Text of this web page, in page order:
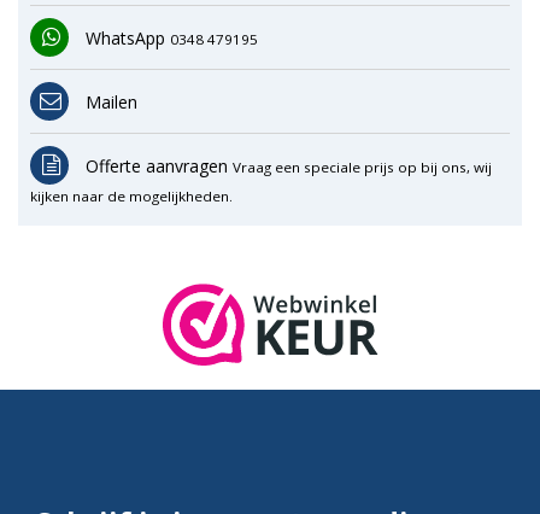
WhatsApp 0348 479195
Mailen
Offerte aanvragen Vraag een speciale prijs op bij ons, wij
kijken naar de mogelijkheden.